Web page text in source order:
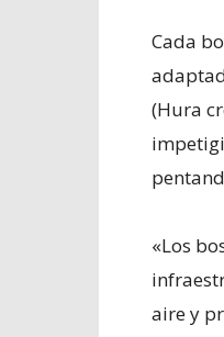
Cada
(Hura
«Los
aire y